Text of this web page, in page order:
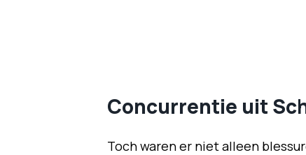
Concurrentie uit
Toch waren er niet alleen